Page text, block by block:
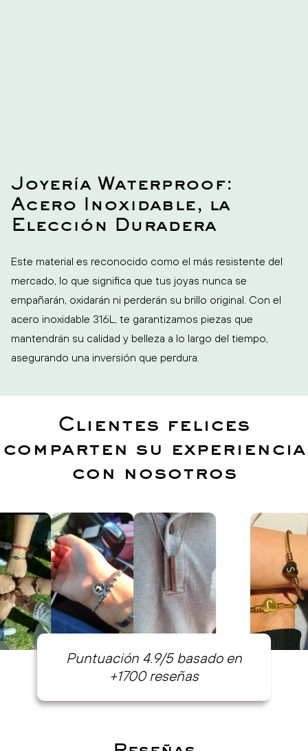
Joyería Waterproof:
Acero Inoxidable, la
Elección Duradera
Este material es reconocido como el más resistente del
mercado, lo que significa que tus joyas nunca se
empañarán, oxidarán ni perderán su brillo original. Con el
acero inoxidable 316L, te garantizamos piezas que
mantendrán su calidad y belleza a lo largo del tiempo,
asegurando una inversión que perdura.
Clientes felices
comparten su experiencia
con nosotros
Puntuación 4.9/5 basado en
+1700 reseñas